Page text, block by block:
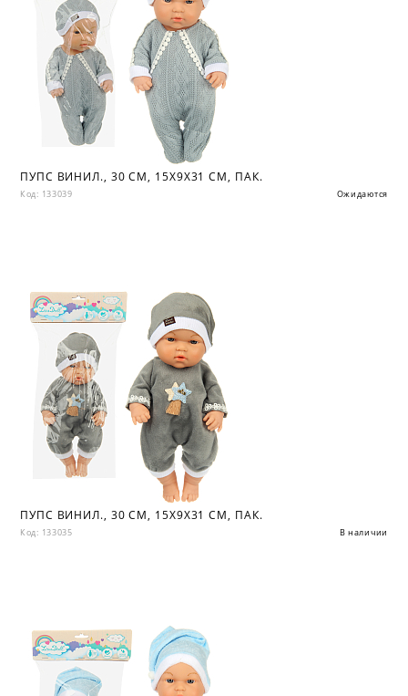
ПУПС ВИНИЛ., 30 СМ, 15Х9Х31 СМ, ПАК.
Код: 133039 Ожидаются
ПУПС ВИНИЛ., 30 СМ, 15Х9Х31 СМ, ПАК.
Код: 133035 В наличии